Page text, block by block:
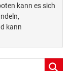
kann es sich
kann